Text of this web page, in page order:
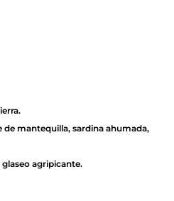
de mantequilla, sardina ahumada,
agripicante.